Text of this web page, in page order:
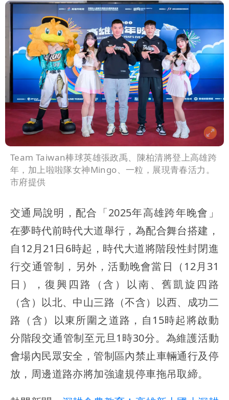
打）
Team Taiwan棒球英雄張政禹、陳柏清將登上高雄跨
年，加上啦啦隊女神Mingo、一粒，展現青春活力。
市府提供
交通局說明，配合「2025年高雄跨年晚會」
在夢時代前時代大道舉行，為配合舞台搭建，
自12月21日6時起，時代大道將階段性封閉進
行交通管制，另外，活動晚會當日（12月31
日），復興四路（含）以南、舊凱旋四路
（含）以北、中山三路（不含）以西、成功二
路（含）以東所圍之道路，自15時起將啟動
分階段交通管制至元旦1時30分。為維護活動
會場內民眾安全，管制區內禁止車輛通行及停
放，周邊道路亦將加強違規停車拖吊取締。